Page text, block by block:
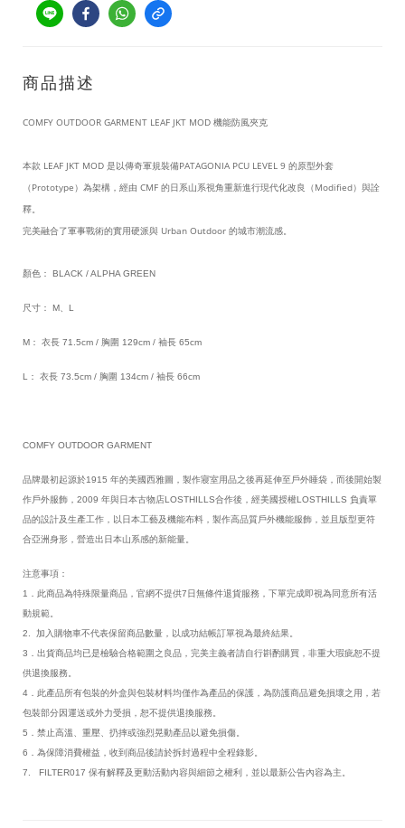
商品描述
COMFY OUTDOOR GARMENT LEAF JKT MOD 機能防風夾克
本款 LEAF JKT MOD 是以傳奇軍規裝備PATAGONIA PCU LEVEL 9 的原型外套
（Prototype）為架構，經由 CMF 的日系山系視角重新進行現代化改良（Modified）與詮
釋。
完美融合了軍事戰術的實用硬派與 Urban Outdoor 的城市潮流感。
顏色： BLACK / ALPHA GREEN
尺寸： M、L
M： 衣長 71.5cm / 胸圍 129cm / 袖長 65cm
L： 衣長 73.5cm / 胸圍 134cm / 袖長 66cm
COMFY OUTDOOR GARMENT
品牌最初起源於1915 年的美國西雅圖，製作寢室用品之後再延伸至戶外睡袋，而後開始製
作戶外服飾，2009 年與日本古物店LOSTHILLS合作後，經美國授權LOSTHILLS 負責單
品的設計及生產工作，以日本工藝及機能布料，製作高品質戶外機能服飾，並且版型更符
合亞洲身形，營造出日本山系感的新能量。
注意事項：
1．此商品為特殊限量商品，官網不提供7日無條件退貨服務，下單完成即視為同意所有活
動規範。
2. 加入購物車不代表保留商品數量，以成功結帳訂單視為最終結果。
3．出貨商品均已是檢驗合格範圍之良品，完美主義者請自行斟酌購買，非重大瑕疵恕不提
供退換服務。
4．此產品所有包裝的外盒與包裝材料均僅作為產品的保護，為防護商品避免損壞之用，若
包裝部分因運送或外力受損，恕不提供退換服務。
5．禁止高溫、重壓、扔摔或強烈晃動產品以避免損傷。
6．為保障消費權益，收到商品後請於拆封過程中全程錄影。
7. FILTER017 保有解釋及更動活動內容與細節之權利，並以最新公告內容為主。